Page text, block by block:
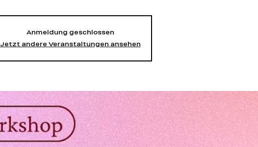
Anmeldung geschlossen
Jetzt andere Veranstaltungen ansehen